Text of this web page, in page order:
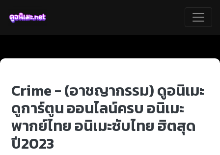
Crime - (อาชญากรรม) ดูอนิเมะ
ดูการ์ตูน ออนไลน์ครบ อนิเมะ
พากย์ไทย อนิเมะซับไทย ฮิตสุด
ปี2023